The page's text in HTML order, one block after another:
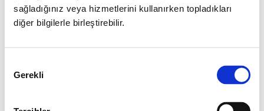
sağladığınız veya hizmetlerini kullanırken topladıkları
diğer bilgilerle birleştirebilir.
Seçimi
Gerekli